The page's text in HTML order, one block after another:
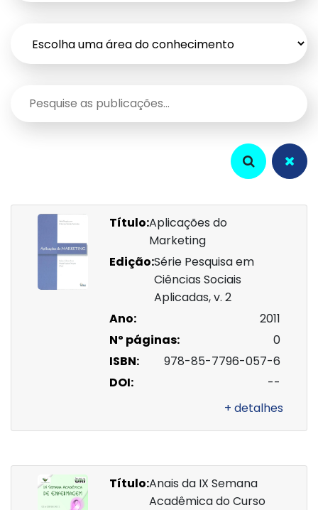
Título:Aplicações do
Marketing
Edição:Série Pesquisa em
Ciências Sociais
Aplicadas, v. 2
Ano:
2011
Nº páginas:
0
ISBN:
978-85-7796-057-6
DOI:
--
+ detalhes
Título:Anais da IX Semana
Acadêmica do Curso